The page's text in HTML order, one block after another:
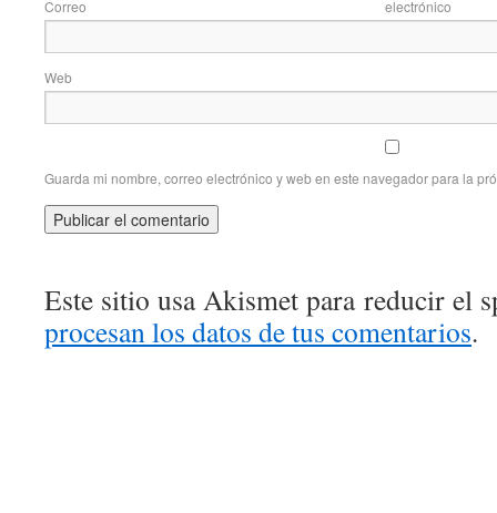
Correo
Web
Guarda mi nombre, correo electrónico y web en este navegador para la
Este sitio usa Akismet para reducir el
procesan los datos de tus comentarios.